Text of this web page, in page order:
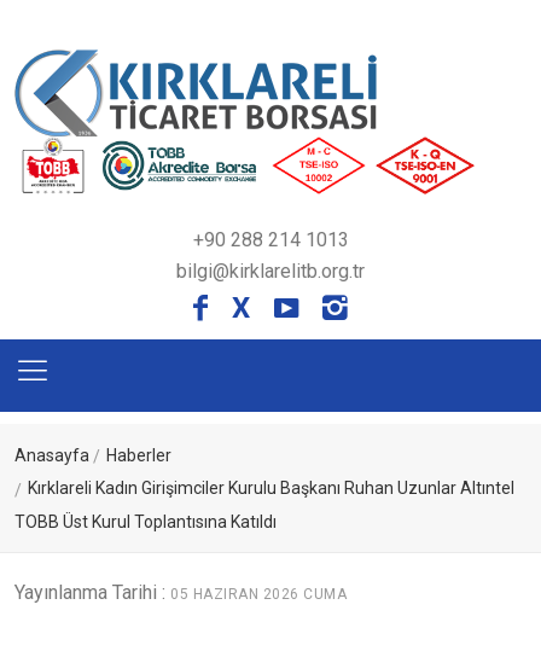
+90 288 214 1013
bilgi@kirklarelitb.org.tr
X
Anasayfa
Haberler
Kırklareli Kadın Girişimciler Kurulu Başkanı Ruhan Uzunlar Altıntel
TOBB Üst Kurul Toplantısına Katıldı
Yayınlanma Tarihi : 05 HAZIRAN 2026 CUMA